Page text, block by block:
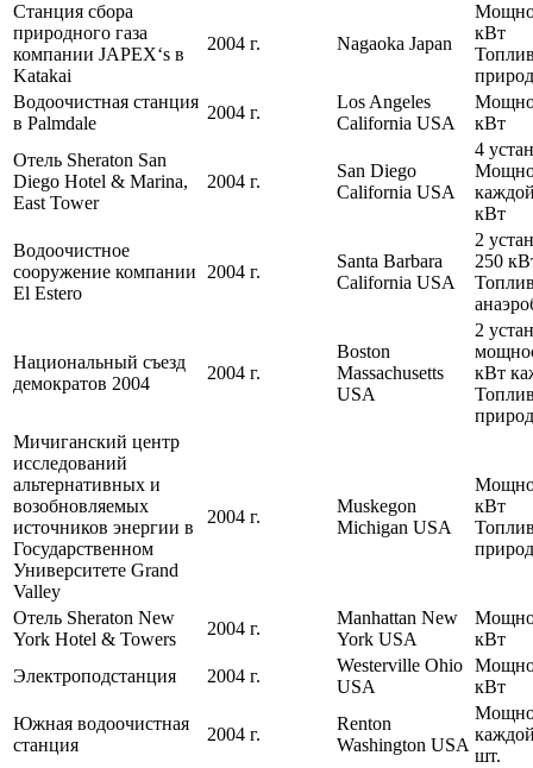
Станция сбора
природного газа
компании JAPEX‘s в
Katakai
2004 г. Nagaoka Japan
кВт
Водоочистная станция
в Palmdale
2004 г.
Los Angeles
California USA
кВт
Отель Sheraton San
Diego Hotel & Marina,
East Tower
2004 г.
San Diego
California USA
4
кВт
Водоочистное
сооружение компании
El Estero
2004 г.
Santa Barbara
California USA
2
250
Национальный съезд
демократов 2004
2004 г.
Boston
Massachusetts
USA
2
кВт
Мичиганский центр
исследований
альтернативных и
возобновляемых
источников энергии в
Государственном
Университете Grand
Valley
2004 г.
Muskegon
Michigan USA
кВт
Отель Sheraton New
York Hotel & Towers
2004 г.
Manhattan New
York USA
кВт
Электроподстанция
2004 г.
Westerville Ohio
USA
кВт
Южная водоочистная
станция
2004 г.
Renton
Washington USA
шт.